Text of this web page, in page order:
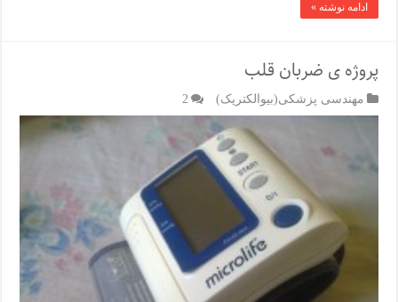
ادامه نوشته »
پروژه ی ضربان قلب
مهندسی پزشکی(بیوالکتریک) 2